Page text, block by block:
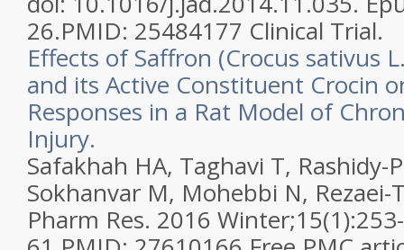
26.PMID: 25484177 Clinical Trial.
Effects of Saffron (Crocus sativus
and its Active Constituent Crocin
Responses in a Rat Model of
Injury.
Safakhah HA, Taghavi T, Rashidy-
Sokhanvar M, Mohebbi N, Rezaei-
Pharm Res. 2016 Winter;15(1):253-